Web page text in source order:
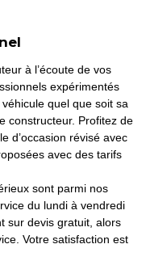
à l’écoute de vos
expérimentés
quel que soit sa
constructeur. Profitez de
d’occasion révisé avec
avec des tarifs
sont parmi nos
du lundi à vendredi
sur devis gratuit, alors
Votre satisfaction est